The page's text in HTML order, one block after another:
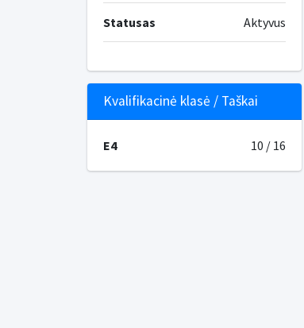
Statusas Aktyvus
Kvalifikacinė klasė / Taškai
E4 10 / 16